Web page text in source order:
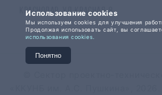
Краснодар, ул. Красная, 8
Использование cookies
Мы используем cookies для улучшения
Продолжая использовать сайт, вы
использования cookies.
Понятно